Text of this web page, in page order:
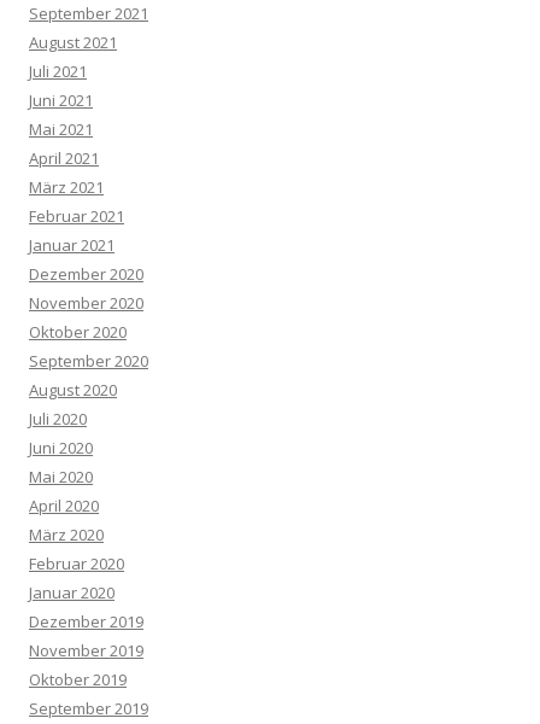
September 2021
August 2021
Juli 2021
Juni 2021
Mai 2021
April 2021
März 2021
Februar 2021
Januar 2021
Dezember 2020
November 2020
Oktober 2020
September 2020
August 2020
Juli 2020
Juni 2020
Mai 2020
April 2020
März 2020
Februar 2020
Januar 2020
Dezember 2019
November 2019
Oktober 2019
September 2019